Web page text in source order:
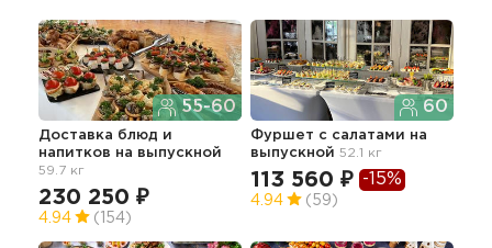
55-60
Доставка блюд и
напитков на выпускной
59.7 кг
230 250 ₽
4.94 (154)
60
Фуршет с салатами на
выпускной 52.1 кг
113 560 ₽ -15%
4.94 (59)